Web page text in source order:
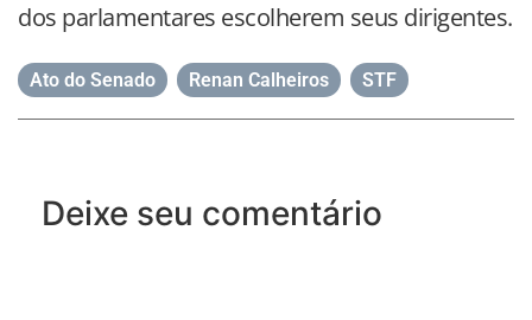
dos parlamentares escolherem seus dirigentes.
Ato do Senado Renan Calheiros STF
Deixe seu comentário